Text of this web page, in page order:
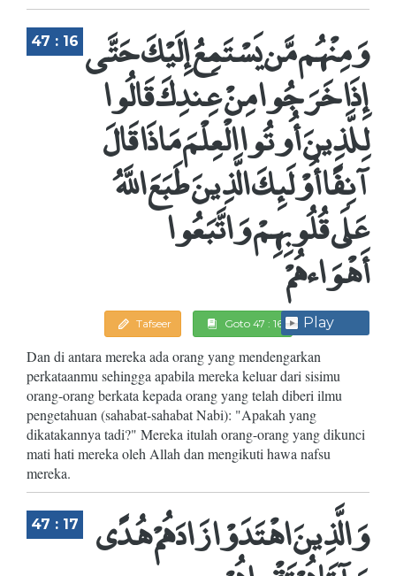
47 : 16 وَمِنْهُم مَّن يَسْتَمِعُ إِلَيْكَ حَتَّى
إِذَا خَرَجُوا مِنْ عِندِكَ قَالُوا
لِلَّذِينَ أُوتُوا الْعِلْمَ مَاذَا قَالَ
آنِفًا أُوْلَئِكَ الَّذِينَ طَبَعَ اللَّهُ
عَلَى قُلُوبِهِمْ وَاتَّبَعُوا
أَهْوَاءهُمْ
Tafseer Goto 47 : 16 Play
Dan di antara mereka ada orang yang mendengarkan
perkataanmu sehingga apabila mereka keluar dari sisimu
orang-orang berkata kepada orang yang telah diberi ilmu
pengetahuan (sahabat-sahabat Nabi): "Apakah yang
dikatakannya tadi?" Mereka itulah orang-orang yang dikunci
mati hati mereka oleh Allah dan mengikuti hawa nafsu
mereka.
47 : 17 وَالَّذِينَ اهْتَدَوْا زَادَهُمْ هُدًى